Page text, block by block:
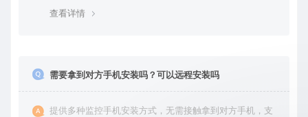
查看详情
需要拿到对方手机安装吗？可以远程安装吗
提供多种监控手机安装方式，无需接触拿到对方手机，支